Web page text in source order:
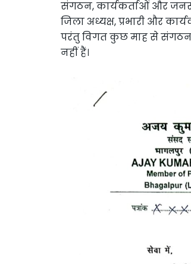
संगठन, कार्यकर्ताओं और
जिला अध्यक्ष, प्रभारी और
परंतु विगत कुछ माह से संगठन
नहीं हैं।